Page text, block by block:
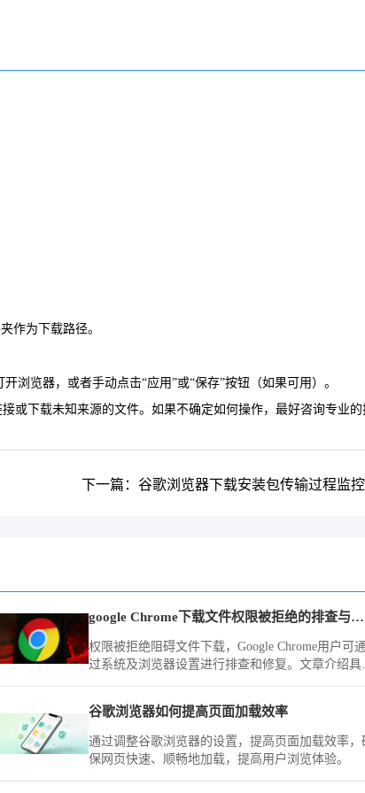
作为下载路径。
览器，或者手动点击“应用”或“保存”按钮（如果可用）。
或下载未知来源的文件。如果不确定如何操作，最好咨询专业的
下一篇：谷歌浏览器下载安装包传输过程监
google Chrome下载文件权限被拒绝的排查与修复
权限被拒绝阻碍文件下载，Google Chrome用户可
过系统及浏览器设置进行排查和修复。文章介绍具
谷歌浏览器如何提高页面加载效率
通过调整谷歌浏览器的设置，提高页面加载效率，
保网页快速、顺畅地加载，提高用户浏览体验。